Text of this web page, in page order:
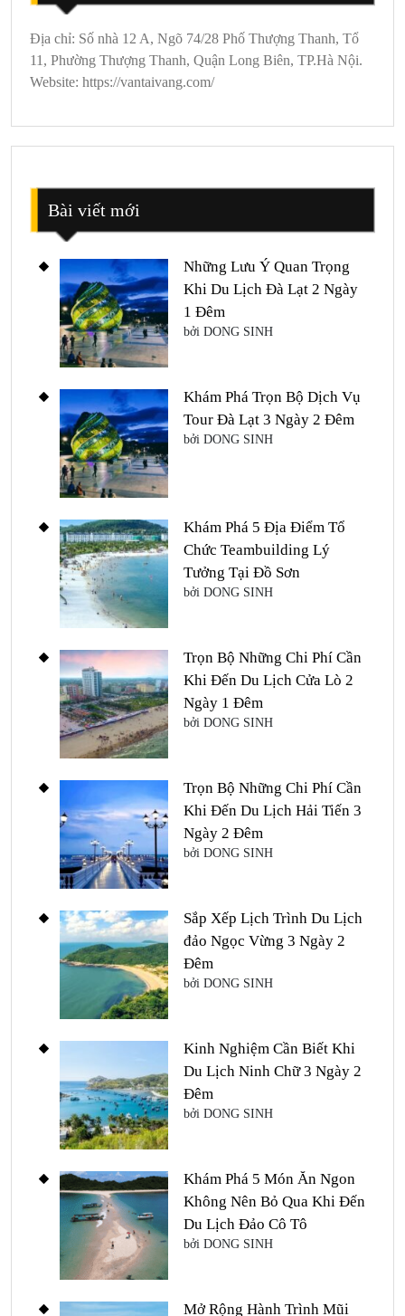
Địa chỉ: Số nhà 12 A, Ngõ 74/28 Phố Thượng Thanh, Tổ
11, Phường Thượng Thanh, Quận Long Biên, TP.Hà Nội.
Website: https://vantaivang.com/
Bài viết mới
Những Lưu Ý Quan Trọng
Khi Du Lịch Đà Lạt 2 Ngày
1 Đêm
bởi DONG SINH
Khám Phá Trọn Bộ Dịch Vụ
Tour Đà Lạt 3 Ngày 2 Đêm
bởi DONG SINH
Khám Phá 5 Địa Điểm Tổ
Chức Teambuilding Lý
Tưởng Tại Đồ Sơn
bởi DONG SINH
Trọn Bộ Những Chi Phí Cần
Khi Đến Du Lịch Cửa Lò 2
Ngày 1 Đêm
bởi DONG SINH
Trọn Bộ Những Chi Phí Cần
Khi Đến Du Lịch Hải Tiến 3
Ngày 2 Đêm
bởi DONG SINH
Sắp Xếp Lịch Trình Du Lịch
đảo Ngọc Vừng 3 Ngày 2
Đêm
bởi DONG SINH
Kinh Nghiệm Cần Biết Khi
Du Lịch Ninh Chữ 3 Ngày 2
Đêm
bởi DONG SINH
Khám Phá 5 Món Ăn Ngon
Không Nên Bỏ Qua Khi Đến
Du Lịch Đảo Cô Tô
bởi DONG SINH
Mở Rộng Hành Trình Mũi